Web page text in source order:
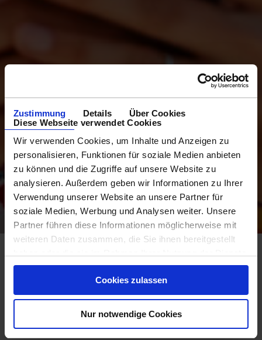
Zustimmung Details
Über Cookies
Diese Webseite verwendet Cookies
Wir verwenden Cookies, um Inhalte und Anzeigen zu
personalisieren, Funktionen für soziale Medien anbieten
zu können und die Zugriffe auf unsere Website zu
analysieren. Außerdem geben wir Informationen zu Ihrer
Verwendung unserer Website an unsere Partner für
soziale Medien, Werbung und Analysen weiter. Unsere
Partner führen diese Informationen möglicherweise mit
weiteren Daten zusammen, die Sie ihnen bereitgestellt
gesammelt haben.
Cookies zulassen
Nur notwendige Cookies